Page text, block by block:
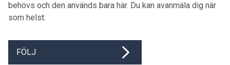
behövs och den används bara här. Du kan avanmäla dig när
som helst.
FÖLJ